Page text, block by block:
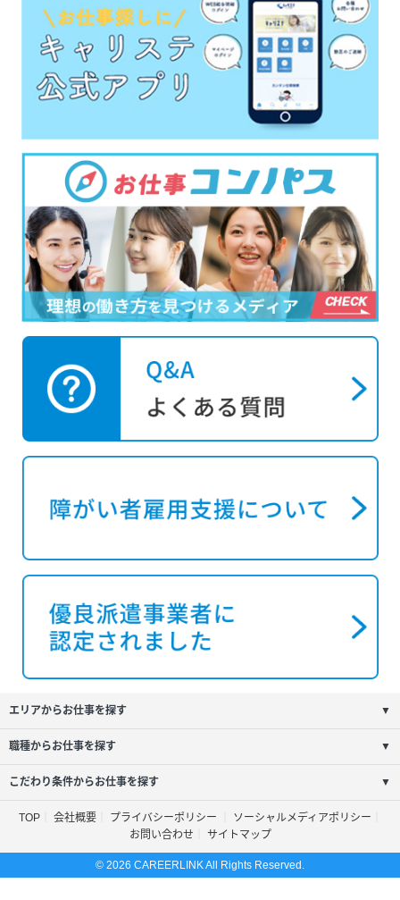
エリアからお仕事を探す ▼
職種からお仕事を探す ▼
こだわり条件からお仕事を探す ▼
TOP 会社概要 プライバシーポリシー
ソーシャルメディアポリシー
お問い合わせ
サイトマップ
© 2026 CAREERLINK All Rights Reserved.